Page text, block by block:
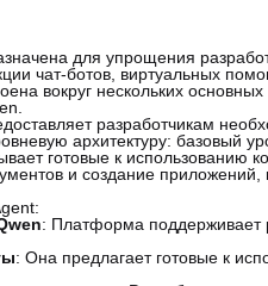
для упрощения
чат-ботов, виртуальных
вокруг нескольких
разработчикам
архитектуру: базовый
готовые к использованию
и создание
: Платформа поддерживает
: Она предлагает готовые к